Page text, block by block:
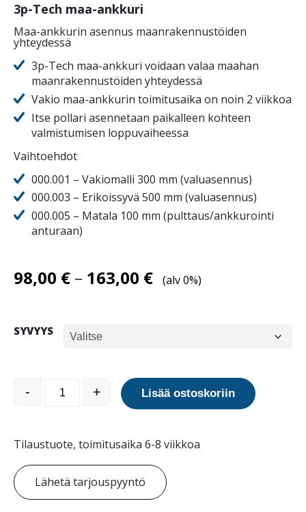
3p-Tech maa-ankkuri
Maa-ankkurin asennus maanrakennustöiden
yhteydessä
3p-Tech maa-ankkuri voidaan valaa maahan
maanrakennustöiden yhteydessä
Vakio maa-ankkurin toimitusaika on noin 2 viikkoa
Itse pollari asennetaan paikalleen kohteen
valmistumisen loppuvaiheessa
Vaihtoehdot
000.001 – Vakiomalli 300 mm (valuasennus)
000.003 – Erikoissyvä 500 mm (valuasennus)
000.005 – Matala 100 mm (pulttaus/ankkurointi
anturaan)
98,00 € – 163,00 €Hintaluokka:
(alv 0%)
SYVYYS
3p-Tech Maa-ankkuri määrä
- + Lisää ostoskoriin
Tilaustuote, toimitusaika 6-8 viikkoa
Lähetä tarjouspyyntö